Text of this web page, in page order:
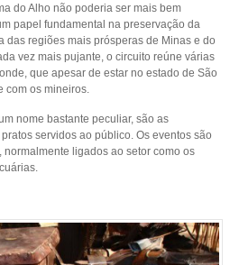
do Alho não poderia ser mais bem
papel fundamental na preservação da
das regiões mais prósperas de Minas e do
vez mais pujante, o circuito reúne várias
que apesar de estar no estado de São
com os mineiros.
nome bastante peculiar, são as
servidos ao público. Os eventos são
ligados ao setor como os